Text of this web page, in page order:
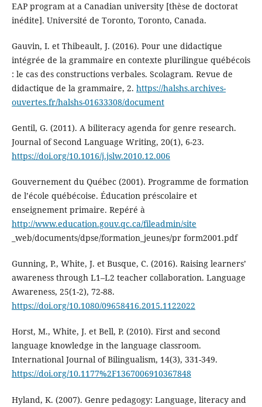
EAP program at a Canadian university [thèse de doctorat
inédite]. Université de Toronto, Toronto, Canada.
Gauvin, I. et Thibeault, J. (2016). Pour une didactique
intégrée de la grammaire en contexte plurilingue québécois
: le cas des constructions verbales. Scolagram. Revue de
didactique de la grammaire, 2. https://halshs.archives-
ouvertes.fr/halshs-01633308/document
Gentil, G. (2011). A biliteracy agenda for genre research.
Journal of Second Language Writing, 20(1), 6-23.
https://doi.org/10.1016/j.jslw.2010.12.006
Gouvernement du Québec (2001). Programme de formation
de l’école québécoise. Éducation préscolaire et
enseignement primaire. Repéré à
http://www.education.gouv.qc.ca/fileadmin/site
_web/documents/dpse/formation_jeunes/pr form2001.pdf
Gunning, P., White, J. et Busque, C. (2016). Raising learners’
awareness through L1–L2 teacher collaboration. Language
Awareness, 25(1-2), 72-88.
https://doi.org/10.1080/09658416.2015.1122022
Horst, M., White, J. et Bell, P. (2010). First and second
language knowledge in the language classroom.
International Journal of Bilingualism, 14(3), 331-349.
https://doi.org/10.1177%2F1367006910367848
Hyland, K. (2007). Genre pedagogy: Language, literacy and